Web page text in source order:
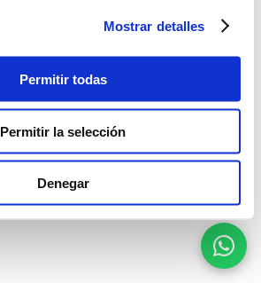
Mostrar detalles
Permitir todas
Permitir la selección
Denegar